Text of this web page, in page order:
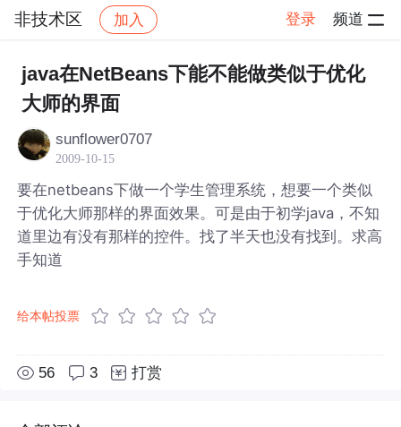
非技术区 加入 登录 频道
社区 非技术区 帖子详情
java在NetBeans下能不能做类似于优化
大师的界面
sunflower0707
2009-10-15
要在netbeans下做一个学生管理系统，想要一个类似
于优化大师那样的界面效果。可是由于初学java，不知
道里边有没有那样的控件。找了半天也没有找到。求高
手知道
给本帖投票
56 3 打赏